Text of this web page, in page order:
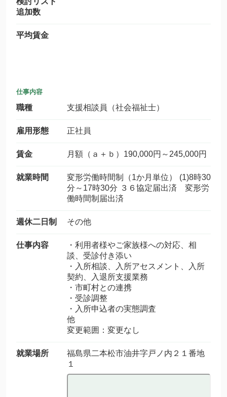
追加数
平均賃金
仕事内容
職種 支援相談員（社会福祉士）
雇用形態 正社員
賃金 月額（ａ＋ｂ）190,000円～245,000円
就業時間
変形労働時間制（1か月単位） (1)8時30
分～17時30分 ３６協定届出済 変形労
働時間制届出済
週休二日制 その他
仕事内容
・利用者様やご家族様への対応、相
談、受診付き添い
・入所相談、入所アセスメント、入所
契約、入退所支援業務
・市町村との連携
・受診調整
・入所申込者の実態調査
他
変更範囲：変更なし
就業場所
福島県二本松市油井字戸ノ内２１番地
１